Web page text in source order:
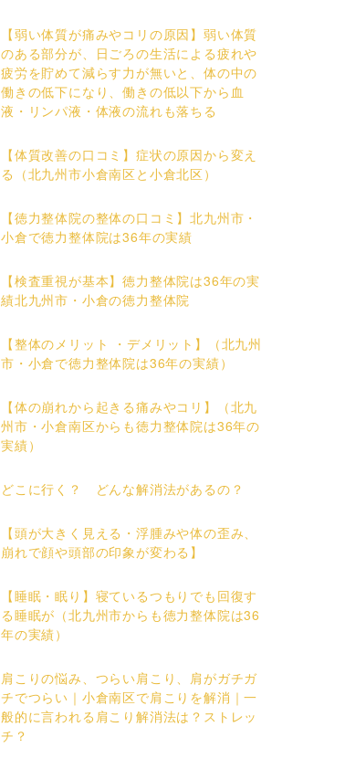
【弱い体質が痛みやコリの原因】弱い体質
のある部分が、日ごろの生活による疲れや
疲労を貯めて減らす力が無いと、体の中の
働きの低下になり、働きの低以下から血
液・リンパ液・体液の流れも落ちる
【体質改善の口コミ】症状の原因から変え
る（北九州市小倉南区と小倉北区）
【徳力整体院の整体の口コミ】北九州市・
小倉で徳力整体院は36年の実績
【検査重視が基本】徳力整体院は36年の実
績北九州市・小倉の徳力整体院
【整体のメリット ・デメリット】（北九州
市・小倉で徳力整体院は36年の実績）
【体の崩れから起きる痛みやコリ】（北九
州市・小倉南区からも徳力整体院は36年の
実績）
どこに行く？ どんな解消法があるの？
【頭が大きく見える・浮腫みや体の歪み、
崩れで顔や頭部の印象が変わる】
【睡眠・眠り】寝ているつもりでも回復す
る睡眠が（北九州市からも徳力整体院は36
年の実績）
肩こりの悩み、つらい肩こり、肩がガチガ
チでつらい｜小倉南区で肩こりを解消｜一
般的に言われる肩こり解消法は？ストレッ
チ？